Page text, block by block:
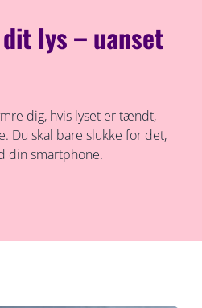
lys – uanset
dig, hvis lyset er tændt,
Du skal bare slukke for det,
din smartphone.